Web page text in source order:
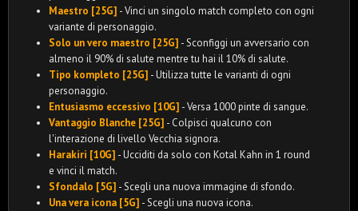
Maestro [25G] - Vinci un singolo match completo con ogni
variante di personaggio.
Solo un vero maestro [25G] - Sconfiggi un avversario con
almeno il 90% di salute mentre tu hai il 10% di salute.
Tipo kompleto [25G] - Utilizza tutte le varianti di ogni
personaggio.
Entusiasmo eccessivo [10G] - Versa 1000 pinte di sangue.
Vantaggio Blanche [25G] - Colpisci qualcuno con
l'interazione di livello Vecchia signora.
Harakiri [10G] - Ucciditi da solo con Kotal Kahn in 1 round
e vinci il match.
Sfondalo [5G] - Scegli una nuova immagine di sfondo.
Una vera icona [5G] - Scegli una nuova icona.